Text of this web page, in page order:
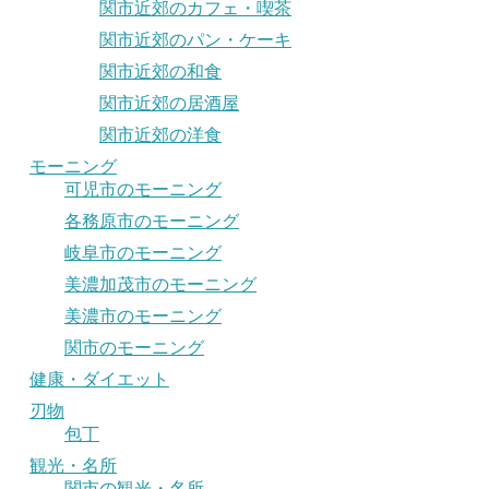
関市近郊のカフェ・喫茶
関市近郊のパン・ケーキ
関市近郊の和食
関市近郊の居酒屋
関市近郊の洋食
モーニング
可児市のモーニング
各務原市のモーニング
岐阜市のモーニング
美濃加茂市のモーニング
美濃市のモーニング
関市のモーニング
健康・ダイエット
刃物
包丁
観光・名所